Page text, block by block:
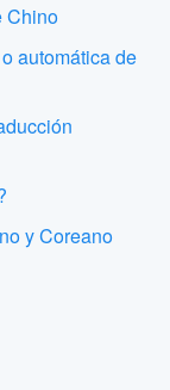
Chino
automática de
y Coreano